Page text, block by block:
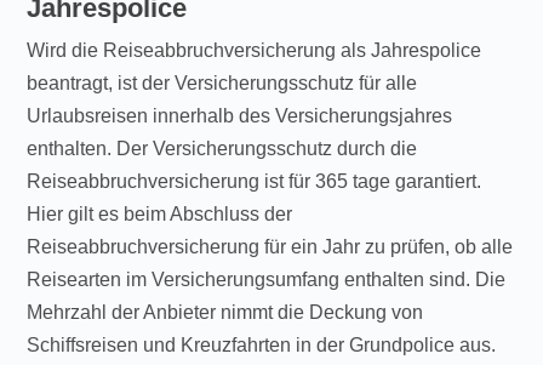
Jahrespolice
Wird die Reiseabbruchversicherung als Jahrespolice
beantragt, ist der Versicherungsschutz für alle
Urlaubsreisen innerhalb des Versicherungsjahres
enthalten. Der Versicherungsschutz durch die
Reiseabbruchversicherung ist für 365 tage garantiert.
Hier gilt es beim Abschluss der
Reiseabbruchversicherung für ein Jahr zu prüfen, ob alle
Reisearten im Versicherungsumfang enthalten sind. Die
Mehrzahl der Anbieter nimmt die Deckung von
Schiffsreisen und Kreuzfahrten in der Grundpolice aus.